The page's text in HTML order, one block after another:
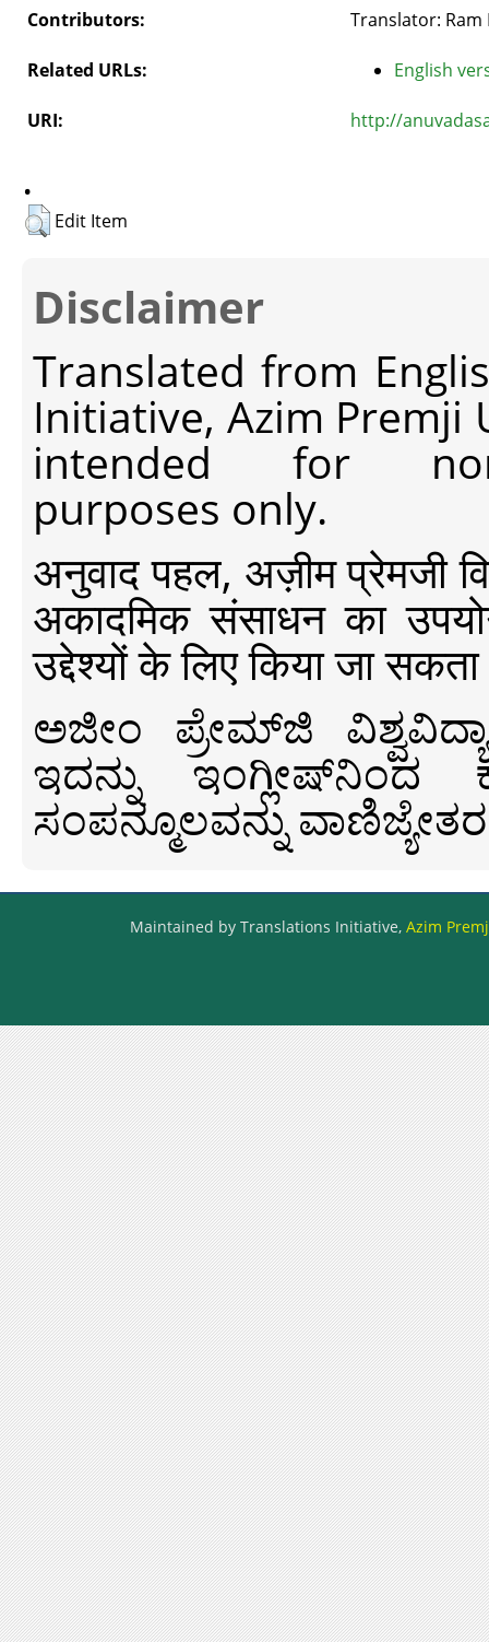
Contributors:
Translator: Ram
Related URLs: English
URI: http://
.
Edit Item
Disclaimer
Translated from
Initiative, Azim Premji
intended for non-
purposes only.
अनुवाद पहल, अज़ीम प्रेमजी
अकादमिक संसाधन का
उद्देश्यों के लिए किया जा
ಅಜೀಂ ಪ್ರೇಮ್‍ಜಿ
ಇದನ್ನು ಇಂಗ್ಲೀಷ್‍ನಿಂದ
ಸಂಪನ್ಮೂಲವನ್ನು
Maintained by Translations Initiative, Azim